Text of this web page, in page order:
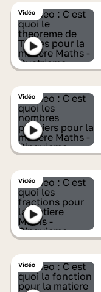
Vidéo
Vidéo
Vidéo
Vidéo